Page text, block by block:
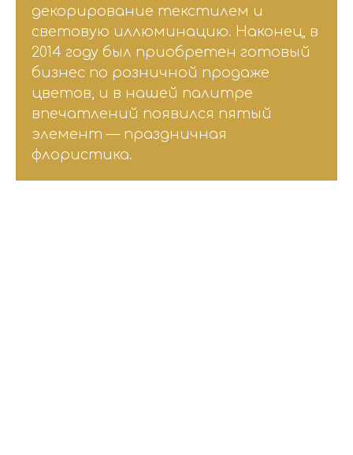
декорирование текстилем и
световую иллюминацию. Наконец, в
2014 году был приобретен готовый
бизнес по розничной продаже
цветов, и в нашей палитре
впечатлений появился пятый
элемент — праздничная
флористика.